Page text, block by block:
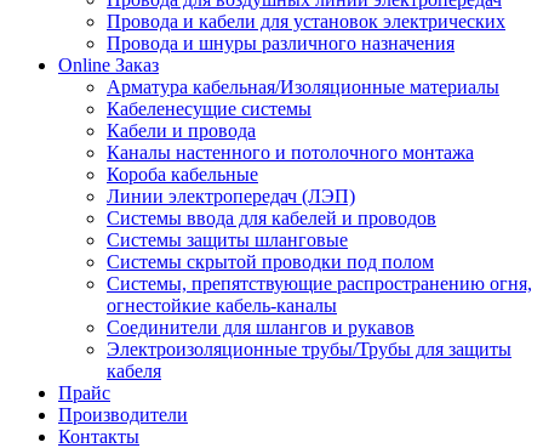
Провода и кабели для установок электрических
Провода и шнуры различного назначения
Online Заказ
Арматура кабельная/Изоляционные материалы
Кабеленесущие системы
Кабели и провода
Каналы настенного и потолочного монтажа
Короба кабельные
Линии электропередач (ЛЭП)
Системы ввода для кабелей и проводов
Системы защиты шланговые
Системы скрытой проводки под полом
Системы, препятствующие распространению огня,
огнестойкие кабель-каналы
Соединители для шлангов и рукавов
Электроизоляционные трубы/Трубы для защиты
кабеля
Прайс
Производители
Контакты